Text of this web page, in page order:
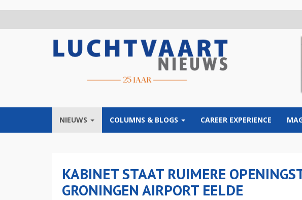
NIEUWS COLUMNS & BLOGS CAREER EXPERIENCE
KABINET STAAT RUIMERE
GRONINGEN AIRPORT EELDE